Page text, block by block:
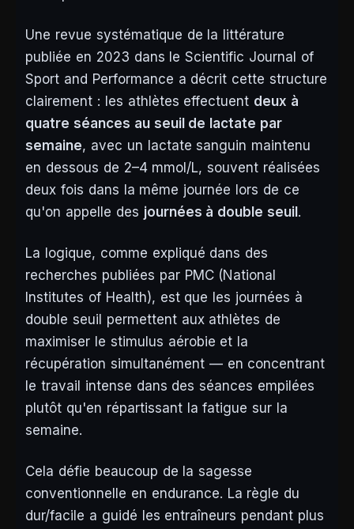
Une revue systématique de la littérature
publiée en 2023 dans leScientific Journal of
Sport and Performance a décrit cette structure
clairement : les athlètes effectuent deux à
quatre séances au seuil de lactate par
semaine, avec un lactate sanguin maintenu
en dessous de 2–4 mmol/L, souvent réalisées
deux fois dans la même journée lors de ce
qu'on appelle des journées à double seuil .
La logique, comme expliqué dans des
recherches publiées par PMC (National
Institutes of Health), est que les journées à
double seuil permettent aux athlètes de
maximiser le stimulus aérobie et la
récupération simultanément — en concentrant
le travail intense dans des séances empilées
plutôt qu'en répartissant la fatigue sur la
semaine.
Cela défie beaucoup de la sagesse
conventionnelle en endurance. La règle du
dur/facile a guidé les entraîneurs pendant plus